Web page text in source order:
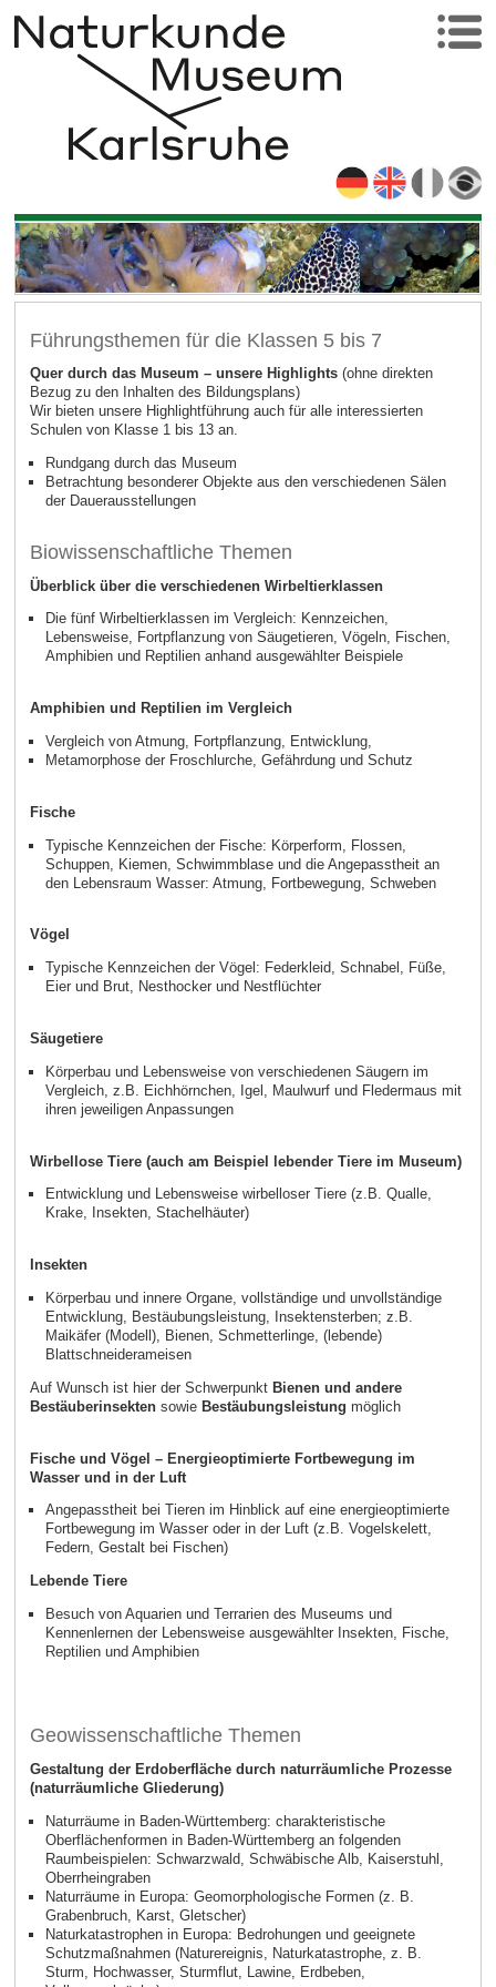
Führungsthemen für die Klassen 5 bis 7
Quer durch das Museum – unsere Highlights (ohne direkten
Bezug zu den Inhalten des Bildungsplans)
Wir bieten unsere Highlightführung auch für alle interessierten
Schulen von Klasse 1 bis 13 an.
Rundgang durch das Museum
Betrachtung besonderer Objekte aus den verschiedenen Sälen
der Dauerausstellungen
Biowissenschaftliche Themen
Überblick über die verschiedenen Wirbeltierklassen
Die fünf Wirbeltierklassen im Vergleich: Kennzeichen,
Lebensweise, Fortpflanzung von Säugetieren, Vögeln, Fischen,
Amphibien und Reptilien anhand ausgewählter Beispiele
Amphibien und Reptilien im Vergleich
Vergleich von Atmung, Fortpflanzung, Entwicklung,
Metamorphose der Froschlurche, Gefährdung und Schutz
Fische
Typische Kennzeichen der Fische: Körperform, Flossen,
Schuppen, Kiemen, Schwimmblase und die Angepasstheit an
den Lebensraum Wasser: Atmung, Fortbewegung, Schweben
Vögel
Typische Kennzeichen der Vögel: Federkleid, Schnabel, Füße,
Eier und Brut, Nesthocker und Nestflüchter
Säugetiere
Körperbau und Lebensweise von verschiedenen Säugern im
Vergleich, z.B. Eichhörnchen, Igel, Maulwurf und Fledermaus mit
ihren jeweiligen Anpassungen
Wirbellose Tiere (auch am Beispiel lebender Tiere im Museum)
Entwicklung und Lebensweise wirbelloser Tiere (z.B. Qualle,
Krake, Insekten, Stachelhäuter)
Insekten
Körperbau und innere Organe, vollständige und unvollständige
Entwicklung, Bestäubungsleistung, Insektensterben; z.B.
Maikäfer (Modell), Bienen, Schmetterlinge, (lebende)
Blattschneiderameisen
Auf Wunsch ist hier der Schwerpunkt Bienen und andere
Bestäuberinsekten sowieBestäubungsleistung möglich
Fische und Vögel – Energieoptimierte Fortbewegung im
Wasser und in der Luft
Angepasstheit bei Tieren im Hinblick auf eine energieoptimierte
Fortbewegung im Wasser oder in der Luft (z.B. Vogelskelett,
Federn, Gestalt bei Fischen)
Lebende Tiere
Besuch von Aquarien und Terrarien des Museums und
Kennenlernen der Lebensweise ausgewählter Insekten, Fische,
Reptilien und Amphibien
Geowissenschaftliche Themen
Gestaltung der Erdoberfläche durch naturräumliche Prozesse
(naturräumliche Gliederung)
Naturräume in Baden-Württemberg: charakteristische
Oberflächenformen in Baden-Württemberg an folgenden
Raumbeispielen: Schwarzwald, Schwäbische Alb, Kaiserstuhl,
Oberrheingraben
Naturräume in Europa: Geomorphologische Formen (z. B.
Grabenbruch, Karst, Gletscher)
Naturkatastrophen in Europa: Bedrohungen und geeignete
Schutzmaßnahmen (Naturereignis, Naturkatastrophe, z. B.
Sturm, Hochwasser, Sturmflut, Lawine, Erdbeben,